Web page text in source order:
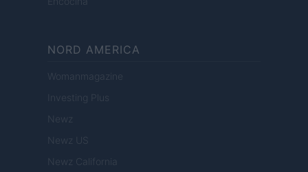
NORD AMERICA
Womanmagazine
Investing Plus
Newz
Newz US
Newz California